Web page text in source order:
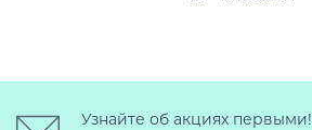
Узнайте об акциях первыми!